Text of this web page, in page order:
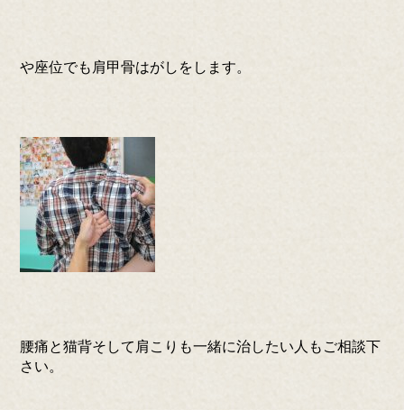
や座位でも肩甲骨はがしをします。
腰痛と猫背そして肩こりも一緒に治したい人もご相談下
さい。